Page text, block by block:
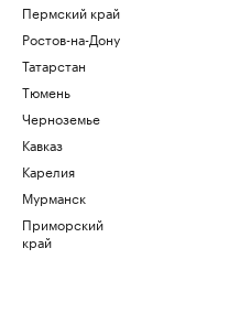
Пермский край
Ростов-на-Дону
Татарстан
Тюмень
Черноземье
Кавказ
Карелия
Мурманск
Приморский
край